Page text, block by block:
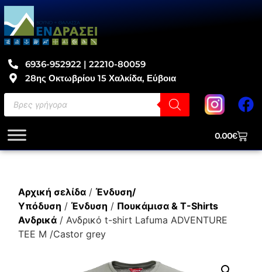
6936-952922 | 22210-80059
28ης Οκτωβρίου 15 Χαλκίδα, Εύβοια
0.00€
Αρχική σελίδα/ Ένδυση/
Υπόδυση / Ένδυση / Πουκάμισα & T-Shirts
Ανδρικά/ Ανδρικό t-shirt Lafuma ADVENTURE
TEE M /Castor grey